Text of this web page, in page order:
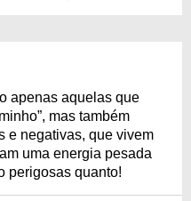
apenas aquelas que
mas também
e negativas, que vivem
uma energia pesada
perigosas quanto!